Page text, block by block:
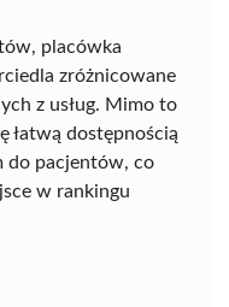
placówka
zróżnicowane
z usług. Mimo to
łatwą dostępnością
do pacjentów, co
w rankingu